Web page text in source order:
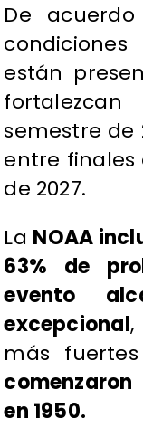
De
están
semestre de
entre finales
de 2027.
La NOAA
63% de
evento
excepcional
más
en 1950.